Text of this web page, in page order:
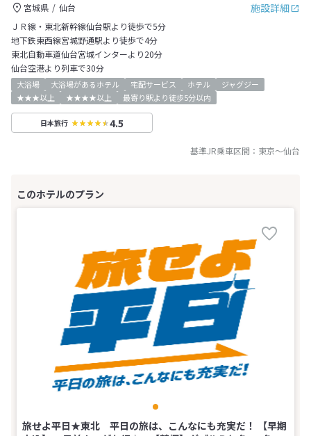
施設詳細
宮城県
仙台
ＪＲ線・東北新幹線仙台駅より徒歩で5分
地下鉄東西線宮城野通駅より徒歩で4分
東北自動車道仙台宮城インターより20分
仙台空港より列車で30分
大浴場 大浴場があるホテル 宅配サービス ホテル
ジャグジー
★★★以上
★★★★以上 最寄り駅より徒歩5分以内
日本旅行 4.5
基準JR乗車区間： 東京～仙台
旅せよ平日★東北 平日の旅は、こんなにも充実だ！ 【早期